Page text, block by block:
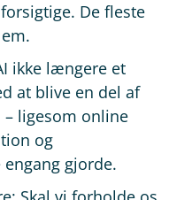
De fleste
ikke længere et
at blive en del af
– ligesom online
og
gjorde.